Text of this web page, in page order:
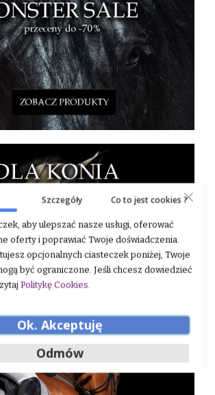
Szczegóły Co to jest cookies ?
aby ulepszać nasze usługi, oferować
oferty i poprawiać Twoje doświadczenia.
opcjonalnych ciasteczek poniżej, Twoje
być ograniczone. Jeśli chcesz dowiedzieć
Politykę Cookies.
Ok. Akceptuję
Odmów